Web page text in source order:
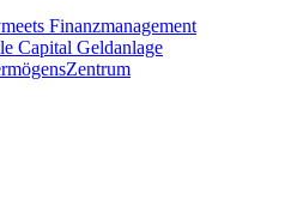
Finanzmanagement
Capital Geldanlage